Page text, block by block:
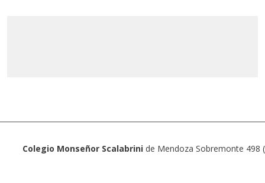
Colegio Monseñor Scalabrini de Mendoza Sobremonte 498